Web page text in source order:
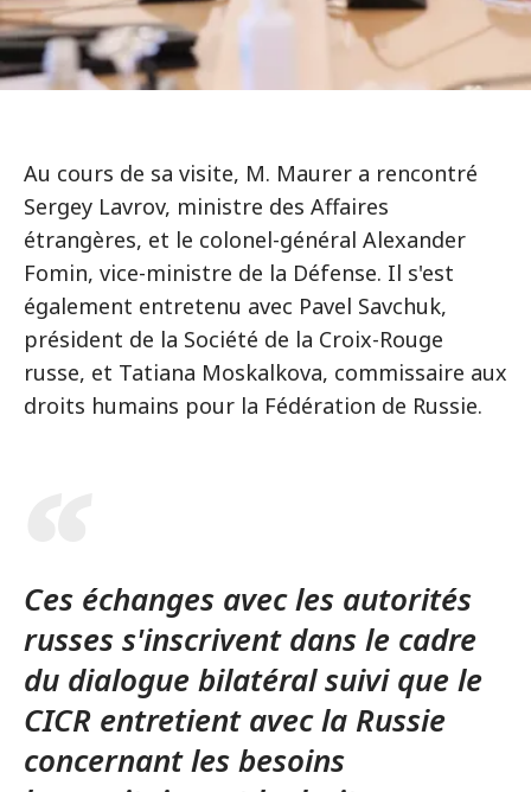
Au cours de sa visite, M. Maurer a rencontré
Sergey Lavrov, ministre des Affaires
étrangères, et le colonel-général Alexander
Fomin, vice-ministre de la Défense. Il s'est
également entretenu avec Pavel Savchuk,
président de la Société de la Croix-Rouge
russe, et Tatiana Moskalkova, commissaire aux
droits humains pour la Fédération de Russie.
Ces échanges avec les autorités
russes s'inscrivent dans le cadre
du dialogue bilatéral suivi que le
CICR entretient avec la Russie
concernant les besoins